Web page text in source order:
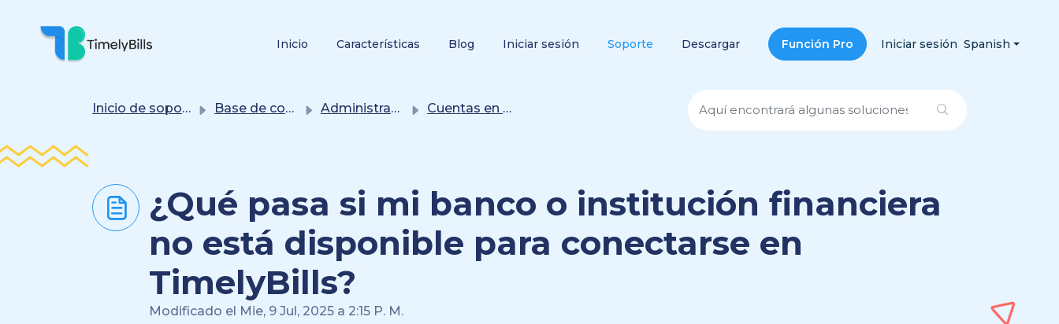
Saltar Al Contenido Principal
Inicio
Características Blog Iniciar sesión Soporte Descargar Función Pro Iniciar sesión Spanish
Inicio de soporte Base de conocimientos Administración de cuentas Cuentas en línea (conectadas con el banco)
¿Qué pasa si mi banco o institución financiera
no está disponible para conectarse en
TimelyBills?
Modificado el Mie, 9 Jul, 2025 a 2:15 P. M.